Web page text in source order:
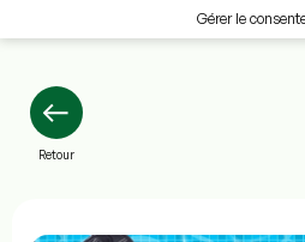
Gérer le
Retour